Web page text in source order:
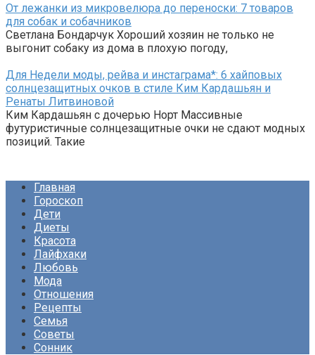
От лежанки из микровелюра до переноски: 7 товаров
для собак и собачников
Светлана Бондарчук Хороший хозяин не только не
выгонит собаку из дома в плохую погоду,
Для Недели моды, рейва и инстаграма*: 6 хайповых
солнцезащитных очков в стиле Ким Кардашьян и
Ренаты Литвиновой
Ким Кардашьян с дочерью Норт Массивные
футуристичные солнцезащитные очки не сдают модных
позиций. Такие
Главная
Гороскоп
Дети
Диеты
Красота
Лайфхаки
Любовь
Мода
Отношения
Рецепты
Семья
Советы
Сонник